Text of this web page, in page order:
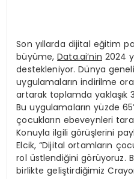
Son yıllarda dijital eğitim
büyüme,Data.ai’nin 2024
destekleniyor. Dünya
uygulamaların indirilme
artarak toplamda yaklaşık
Bu uygulamaların yüzde
çocukların ebeveynleri
Konuyla ilgili görüşlerini
Elcik, “Dijital ortamların
rol üstlendiğini görüyoruz.
birlikte geliştirdiğimiz